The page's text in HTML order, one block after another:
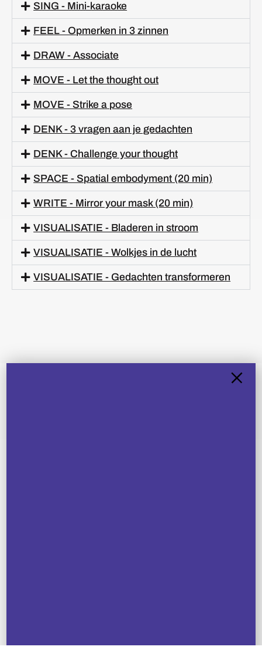
SING - Mini-karaoke
FEEL - Opmerken in 3 zinnen
DRAW - Associate
MOVE - Let the thought out
MOVE - Strike a pose
DENK - 3 vragen aan je gedachten
DENK - Challenge your thought
SPACE - Spatial embodyment (20 min)
WRITE - Mirror your mask (20 min)
VISUALISATIE - Bladeren in stroom
VISUALISATIE - Wolkjes in de lucht
VISUALISATIE - Gedachten transformeren